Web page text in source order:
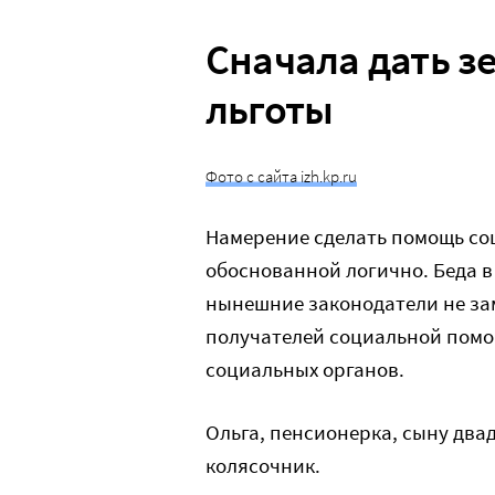
Сначала дать
льготы
Фото с сайта izh.kp.ru
Намерение сделать помощь
обоснованной логично. Беда
нынешние законодатели не
получателей социальной
социальных органов.
Ольга, пенсионерка, сыну
колясочник.